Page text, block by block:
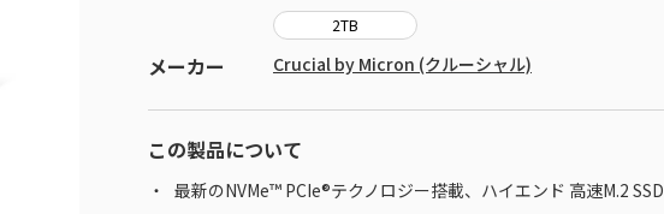
2TB
メーカー Crucial by Micron (クルーシャル)
この製品について
最新のNVMe™ PCIe®テクノロジー搭載、ハイエンド 高速M.2 SSD